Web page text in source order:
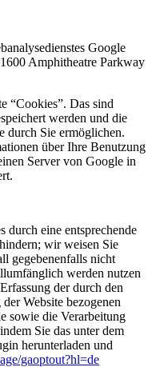
Google
Amphitheatre Parkway
“Cookies”. Das sind
werden und die
durch Sie ermöglichen.
über Ihre Benutzung
Server von Google in
durch eine entsprechende
wir weisen Sie
gegebenenfalls nicht
werden nutzen
der durch den
Website bezogenen
sowie die Verarbeitung
Sie das unter dem
herunterladen und
gaoptout?hl=de